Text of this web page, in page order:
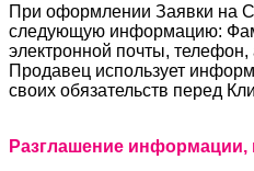
При оформлении Заявки на
следующую информацию:
электронной почты, телефон,
Продавец использует
своих обязательств перед
Разглашение